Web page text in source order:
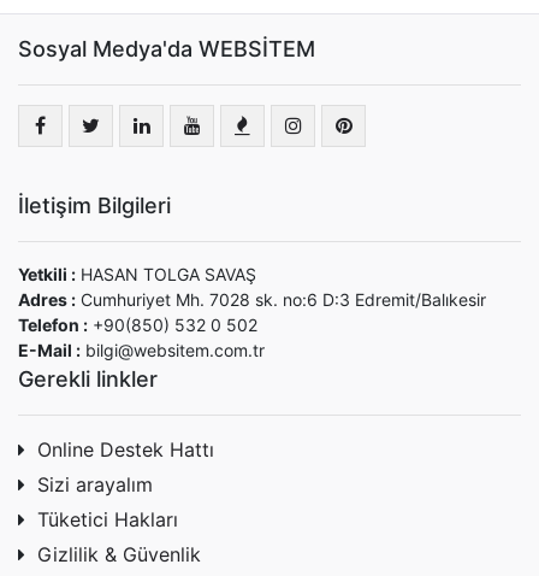
Sosyal Medya'da WEBSİTEM
İletişim Bilgileri
Yetkili : HASAN TOLGA SAVAŞ
Adres : Cumhuriyet Mh. 7028 sk. no:6 D:3 Edremit/Balıkesir
Telefon : +90(850) 532 0 502
E-Mail : bilgi@websitem.com.tr
Gerekli linkler
Online Destek Hattı
Sizi arayalım
Tüketici Hakları
Gizlilik & Güvenlik